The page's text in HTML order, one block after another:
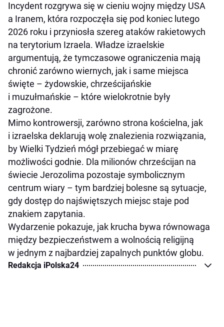
Incydent rozgrywa się w cieniu wojny między USA
a Iranem, która rozpoczęła się pod koniec lutego
2026 roku i przyniosła szereg ataków rakietowych
na terytorium Izraela. Władze izraelskie
argumentują, że tymczasowe ograniczenia mają
chronić zarówno wiernych, jak i same miejsca
święte – żydowskie, chrześcijańskie
i muzułmańskie – które wielokrotnie były
zagrożone.
Mimo kontrowersji, zarówno strona kościelna, jak
i izraelska deklarują wolę znalezienia rozwiązania,
by Wielki Tydzień mógł przebiegać w miarę
możliwości godnie. Dla milionów chrześcijan na
świecie Jerozolima pozostaje symbolicznym
centrum wiary – tym bardziej bolesne są sytuacje,
gdy dostęp do najświętszych miejsc staje pod
znakiem zapytania.
Wydarzenie pokazuje, jak krucha bywa równowaga
między bezpieczeństwem a wolnością religijną
w jednym z najbardziej zapalnych punktów globu.
Redakcja iPolska24